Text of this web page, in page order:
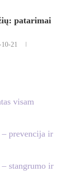
patarimai
21
visam
prevencija ir
stangrumo ir